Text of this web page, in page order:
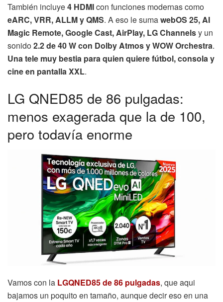
También incluye4 HDMIcon funciones modernas como
eARC, VRR, ALLM y QMS. A eso le sumawebOS 25, AI
Magic Remote, Google Cast, AirPlay, LG Channelsy un
sonido2.2 de 40 W con Dolby Atmos y WOW Orchestra.
Una tele muy bestia para quien quiere fútbol, consola y
cine en pantalla XXL.
LG QNED85 de 86 pulgadas:
menos exagerada que la de 100,
pero todavía enorme
Vamos con la LGQNED85 de 86 pulgadas, que aqui
bajamos un poquito en tamaño, aunque decir eso en una